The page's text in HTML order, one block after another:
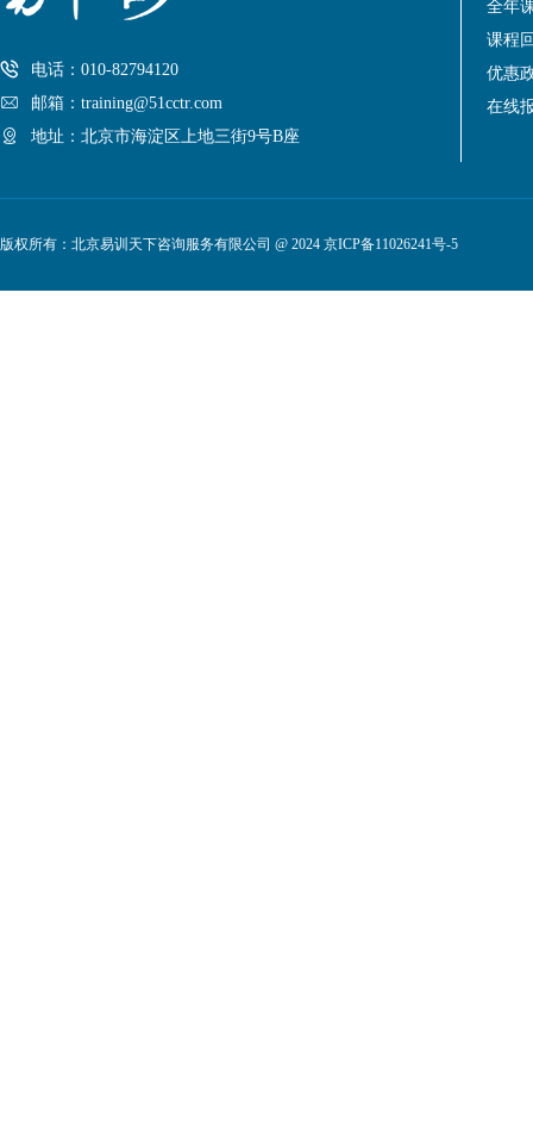
电话：010-82794120
邮箱：training@51cctr.com
地址：北京市海淀区上地三街9号B座
全年
课程
优惠
在线
版权所有：北京易训天下咨询服务有限公司 @ 2024 京ICP备11026241号-5